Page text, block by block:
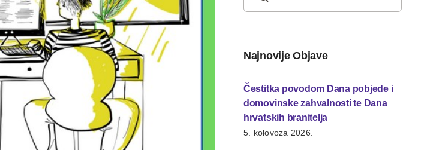
Najnovije Objave
Čestitka povodom Dana pobjede i
domovinske zahvalnosti te Dana
hrvatskih branitelja
5. kolovoza 2026.